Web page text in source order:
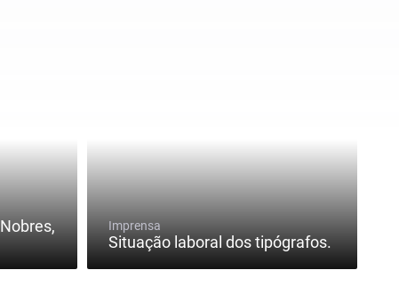
Imprensa
Situação laboral dos tipógrafos.